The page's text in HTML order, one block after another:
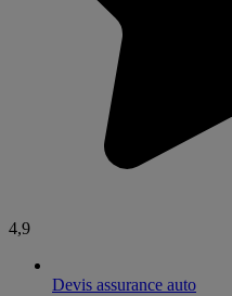
4,9
Devis assurance auto